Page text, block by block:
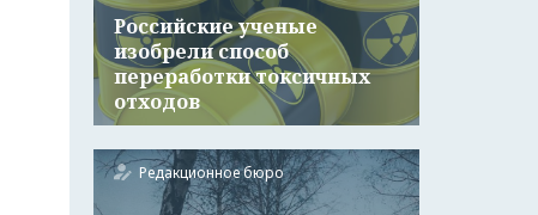
Российские ученые
изобрели способ
переработки токсичных
отходов
Редакционное бюро